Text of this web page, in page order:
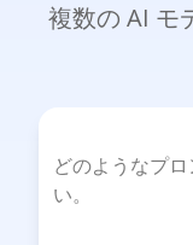
複数の AI モ